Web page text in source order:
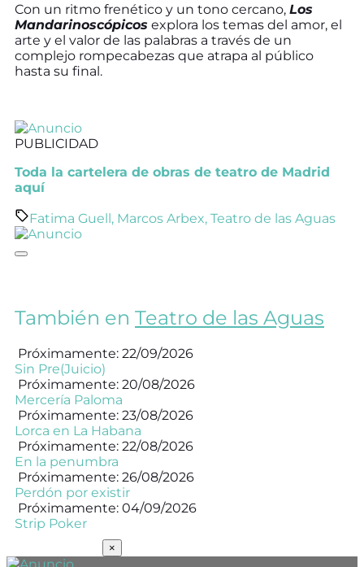
Con un ritmo frenético y un tono cercano, Los
Mandarinoscópicos explora los temas del amor, el
arte y el valor de las palabras a través de un
complejo rompecabezas que atrapa al público
hasta su final.
PUBLICIDAD
Toda la cartelera de obras de teatro de Madrid
aquí
Fatima Guell, Marcos Arbex, Teatro de las Aguas
También en Teatro de las Aguas
Próximamente: 22/09/2026
Sin Pre(Juicio)
Próximamente: 20/08/2026
Mercería Paloma
Próximamente: 23/08/2026
Lorca en La Habana
Próximamente: 22/08/2026
En la penumbra
Próximamente: 26/08/2026
Perdón por existir
Próximamente: 04/09/2026
Strip Poker
×